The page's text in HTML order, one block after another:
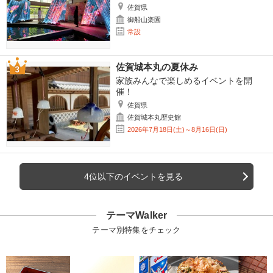
佐賀県
御船山楽園
常設
佐賀城本丸の夏休み
家族みんなで楽しめるイベントを開
催！
佐賀県
佐賀城本丸歴史館
2026年7月18日(土)～8月16日(日)
4位以下のイベントを見る
テーマWalker
テーマ別特集をチェック